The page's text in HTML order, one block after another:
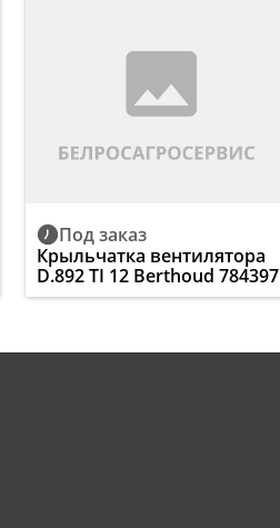
Под заказ
Крыльчатка вентилятора
D.892 TI 12 Berthoud 784397